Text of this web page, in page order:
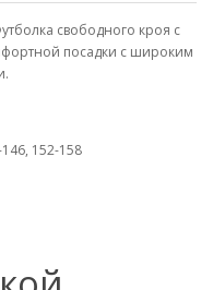
свободного кроя с
посадки с широким
152-158